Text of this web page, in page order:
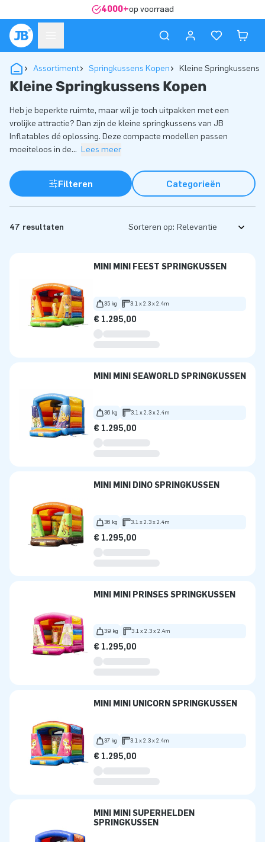
4000+op voorraad
Assortiment Springkussens Kopen Kleine Springkussens
Kleine Springkussens Kopen
Heb je beperkte ruimte, maar wil je toch uitpakken met een
vrolijke attractie? Dan zijn de kleine springkussens van JB
Inflatables dé oplossing. Deze compacte modellen passen
moeiteloos in de... Lees meer
Filteren Categorieën
47 resultaten Sorteren op:
MINI MINI FEEST SPRINGKUSSEN
35 kg 3.1 x 2.3 x 2.4m
€ 1.295,00
MINI MINI SEAWORLD SPRINGKUSSEN
36 kg 3.1 x 2.3 x 2.4m
€ 1.295,00
MINI MINI DINO SPRINGKUSSEN
36 kg 3.1 x 2.3 x 2.4m
€ 1.295,00
MINI MINI PRINSES SPRINGKUSSEN
39 kg 3.1 x 2.3 x 2.4m
€ 1.295,00
MINI MINI UNICORN SPRINGKUSSEN
37 kg 3.1 x 2.3 x 2.4m
€ 1.295,00
MINI MINI SUPERHELDEN
SPRINGKUSSEN